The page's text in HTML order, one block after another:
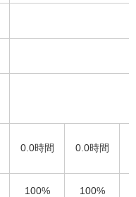
0.0時間 0.0時間
100% 100%